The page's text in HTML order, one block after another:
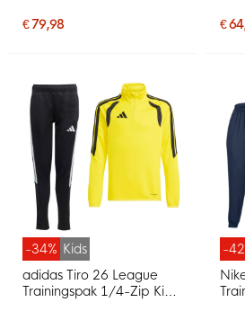
€ 79,98
€
-34% Kids
adidas Tiro 26 League
Trainingspak 1/4-Zip Kids
-